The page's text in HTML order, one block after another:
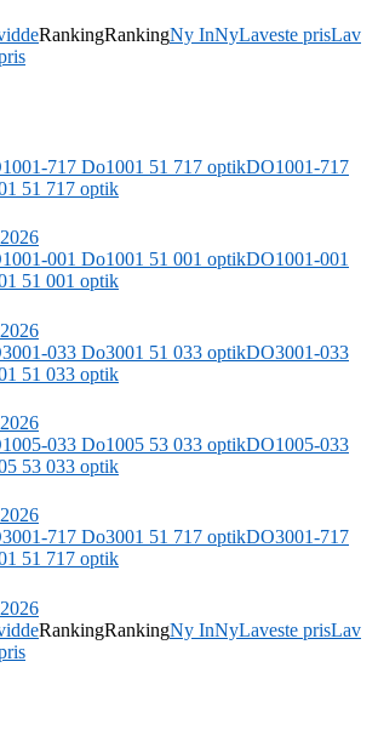
RankingRankingNy InNyLaveste prisLav
DO1001-717
51 717 optik
DO1001-001
51 001 optik
DO3001-033
51 033 optik
DO1005-033
53 033 optik
DO3001-717
51 717 optik
RankingRankingNy InNyLaveste prisLav